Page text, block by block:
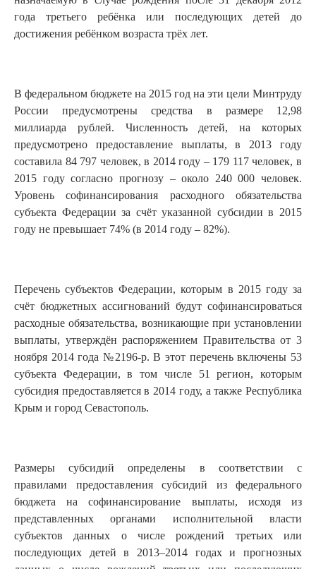
года третьего ребёнка или последующих детей до
достижения ребёнком возраста трёх лет.
В федеральном бюджете на 2015 год на эти цели Минтруду
России предусмотрены средства в размере 12,98
миллиарда рублей. Численность детей, на которых
предусмотрено предоставление выплаты, в 2013 году
составила 84 797 человек, в 2014 году – 179 117 человек, в
2015 году согласно прогнозу – около 240 000 человек.
Уровень софинансирования расходного обязательства
субъекта Федерации за счёт указанной субсидии в 2015
году не превышает 74% (в 2014 году – 82%).
Перечень субъектов Федерации, которым в 2015 году за
счёт бюджетных ассигнований будут софинансироваться
расходные обязательства, возникающие при установлении
выплаты, утверждён распоряжением Правительства от 3
ноября 2014 года №2196-р. В этот перечень включены 53
субъекта Федерации, в том числе 51 регион, которым
субсидия предоставляется в 2014 году, а также Республика
Крым и город Севастополь.
Размеры субсидий определены в соответствии с
правилами предоставления субсидий из федерального
бюджета на софинансирование выплаты, исходя из
представленных органами исполнительной власти
субъектов данных о числе рождений третьих или
последующих детей в 2013–2014 годах и прогнозных